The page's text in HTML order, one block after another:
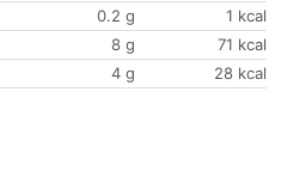
0.2 g
1 kcal
8 g
71 kcal
4 g 28 kcal